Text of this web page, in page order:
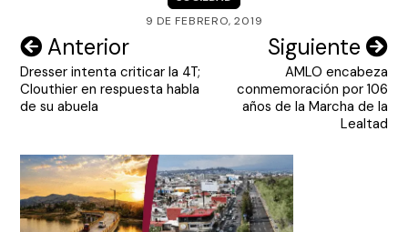
9 DE FEBRERO, 2019
Navegación
de
entradas
Anterior
Dresser intenta criticar la 4T;
Clouthier en respuesta habla
de su abuela
Siguiente
AMLO encabeza
conmemoración por 106
años de la Marcha de la
Lealtad